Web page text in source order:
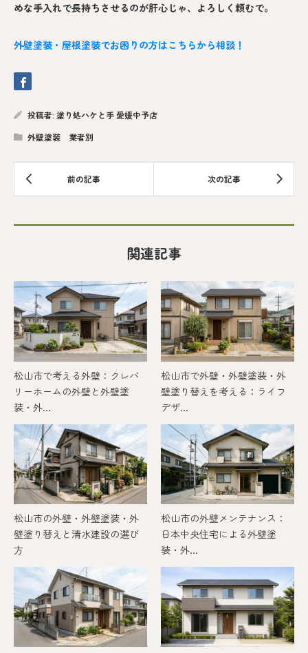
めな手入れで長持ちさせるのが肝心じゃ、よろしく頼むで。
外壁塗装・屋根塗装でお困りの方はこちらから相談！
投稿者: 塗り処ハケと手 愛媛中予店
外壁塗装 業者別
関連記事
松山市で考える外壁：クレバ
リーホームの外壁と外壁塗
装・外...
松山市で外壁・外壁塗装・外
壁塗り替えを考える：ライフ
デザ...
松山市の外壁・外壁塗装・外
壁塗り替えと清水建設の選び
方
松山市の外壁メンテナンス：
日本中央住宅による外壁塗
装・外...